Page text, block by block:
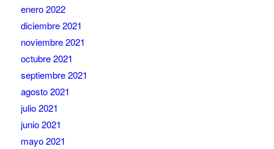
enero 2022
diciembre 2021
noviembre 2021
octubre 2021
septiembre 2021
agosto 2021
julio 2021
junio 2021
mayo 2021